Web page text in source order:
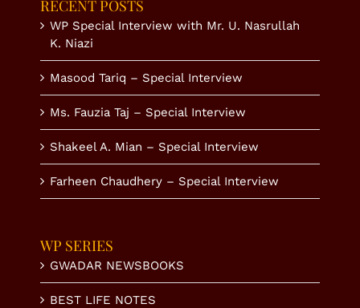
RECENT POSTS
WP Special Interview with Mr. U. Nasrullah
K. Niazi
Masood Tariq – Special Interview
Ms. Fauzia Taj – Special Interview
Shakeel A. Mian – Special Interview
Farheen Chaudhery – Special Interview
WP SERIES
GWADAR NEWSBOOKS
BEST LIFE NOTES